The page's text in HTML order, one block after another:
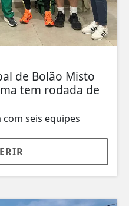
de Bolão Misto
tem rodada de
seis equipes